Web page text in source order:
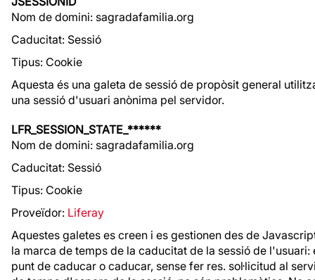
Nom de domini: sagradafamilia.org
Caducitat: Sessió
Tipus: Cookie
Aquesta és una galeta de sessió de propòsit general
una sessió d'usuari anònima pel servidor.
LFR_SESSION_STATE_******
Nom de domini: sagradafamilia.org
Caducitat: Sessió
Tipus: Cookie
Proveïdor: Liferay
Aquestes galetes es creen i es gestionen des de
la marca de temps de la caducitat de la sessió de
punt de caducar o caducar, sense fer res. sol·licitud al